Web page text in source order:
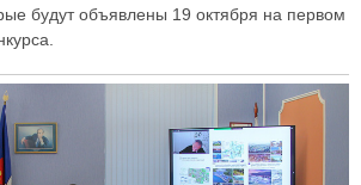
будут объявлены 19 октября на первом